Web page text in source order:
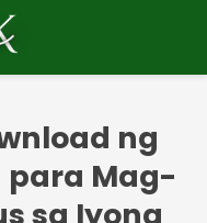
ng
para Mag-
sa Iyong